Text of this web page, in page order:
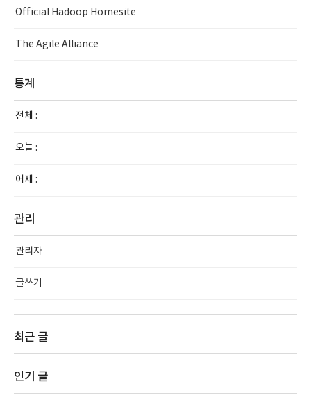
Official Hadoop Homesite
The Agile Alliance
통계
전체 :
오늘 :
어제 :
관리
관리자
글쓰기
최근 글
인기 글